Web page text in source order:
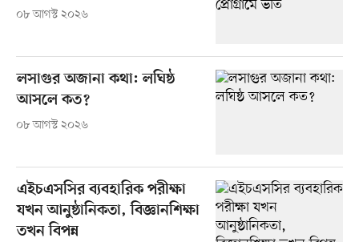
০৮ আগস্ট ২০২৬
লসাগুর অজানা কথা: লঘিষ্ঠ
আসলে কত?
০৮ আগস্ট ২০২৬
এইচএসসির ব্যবহারিক পরীক্ষা
যখন আনুষ্ঠানিকতা, বিজ্ঞানশিক্ষা
তখন বিপন্ন